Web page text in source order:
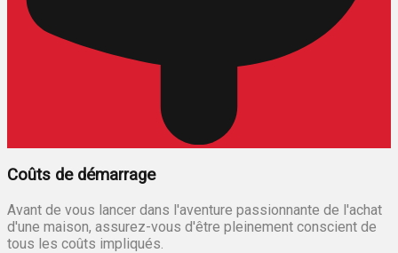
Coûts de démarrage
Avant de vous lancer dans l'aventure passionnante de l'achat
d'une maison, assurez-vous d'être pleinement conscient de
tous les coûts impliqués.